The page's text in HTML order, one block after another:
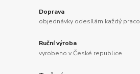
Doprava
objednávky odesílám každý
Ruční výroba
vyrobeno v České republice